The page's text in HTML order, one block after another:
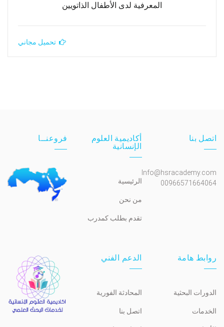
المعرفية لدى الأطفال الذاتويين
تحميل مجاني
اتصل بنا
Info@hsracademy.com
00966571664064
أكاديمية العلوم
الإنسانية
الرئيسية
من نحن
تقدم بطلب كمدرب
فروعنــا
روابط هامة
الدورات البحثية
الخدمات
الدعم الفني
المحادثة الفورية
اتصل بنا